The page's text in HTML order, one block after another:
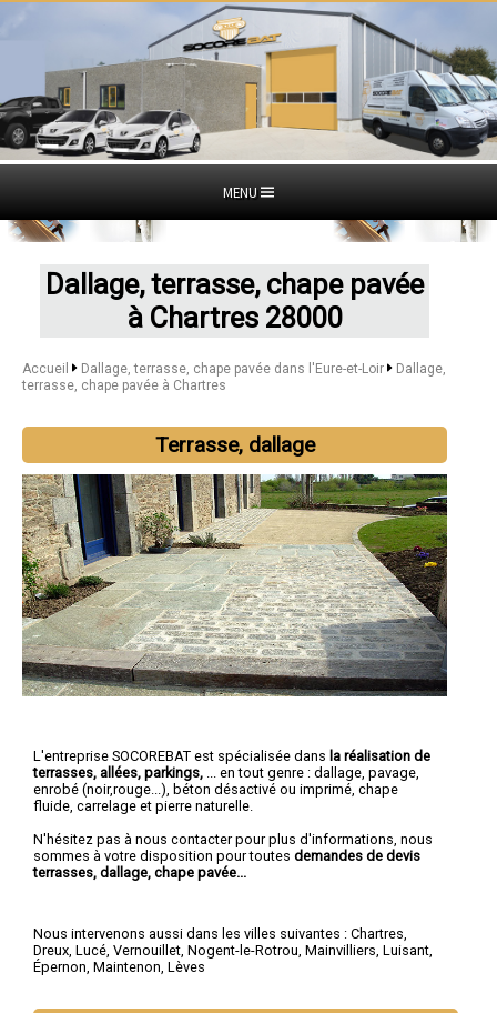
MENU
Dallage, terrasse, chape pavée
à Chartres 28000
Accueil Dallage, terrasse, chape pavée dans l'Eure-et-Loir
Dallage,
terrasse, chape pavée à Chartres
Terrasse, dallage
L'entreprise SOCOREBAT est spécialisée dans la réalisation de
terrasses, allées, parkings, ... en tout genre : dallage, pavage,
enrobé (noir,rouge...), béton désactivé ou imprimé, chape
fluide, carrelage et pierre naturelle.
N'hésitez pas à nous contacter pour plus d'informations, nous
sommes à votre disposition pour toutes demandes de devis
terrasses, dallage, chape pavée...
Nous intervenons aussi dans les villes suivantes : Chartres,
Dreux, Lucé, Vernouillet, Nogent-le-Rotrou, Mainvilliers, Luisant,
Épernon, Maintenon, Lèves